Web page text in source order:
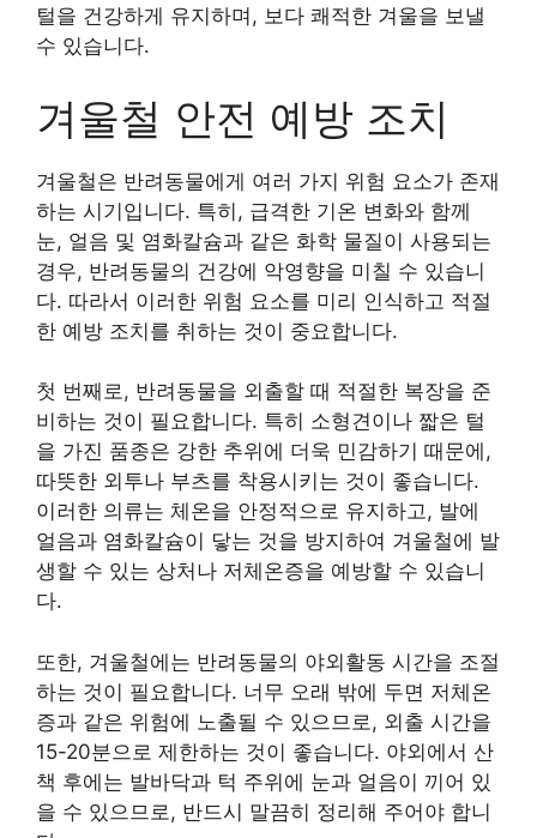
털을 건강하게 유지하며, 보다 쾌적한 겨울을 보낼
수 있습니다.
겨울철 안전 예방 조치
겨울철은 반려동물에게 여러 가지 위험 요소가 존재
하는 시기입니다. 특히, 급격한 기온 변화와 함께
눈, 얼음 및 염화칼슘과 같은 화학 물질이 사용되는
경우, 반려동물의 건강에 악영향을 미칠 수 있습니
다. 따라서 이러한 위험 요소를 미리 인식하고 적절
한 예방 조치를 취하는 것이 중요합니다.
첫 번째로, 반려동물을 외출할 때 적절한 복장을 준
비하는 것이 필요합니다. 특히 소형견이나 짧은 털
을 가진 품종은 강한 추위에 더욱 민감하기 때문에,
따뜻한 외투나 부츠를 착용시키는 것이 좋습니다.
이러한 의류는 체온을 안정적으로 유지하고, 발에
얼음과 염화칼슘이 닿는 것을 방지하여 겨울철에 발
생할 수 있는 상처나 저체온증을 예방할 수 있습니
다.
또한, 겨울철에는 반려동물의 야외활동 시간을 조절
하는 것이 필요합니다. 너무 오래 밖에 두면 저체온
증과 같은 위험에 노출될 수 있으므로, 외출 시간을
15-20분으로 제한하는 것이 좋습니다. 야외에서 산
책 후에는 발바닥과 턱 주위에 눈과 얼음이 끼어 있
을 수 있으므로, 반드시 말끔히 정리해 주어야 합니